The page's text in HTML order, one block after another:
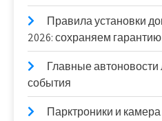
Правила установки
2026: сохраняем гарантию
Главные
события
Парктроники и